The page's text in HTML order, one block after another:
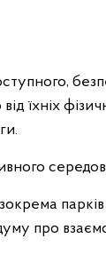
їхніх
про